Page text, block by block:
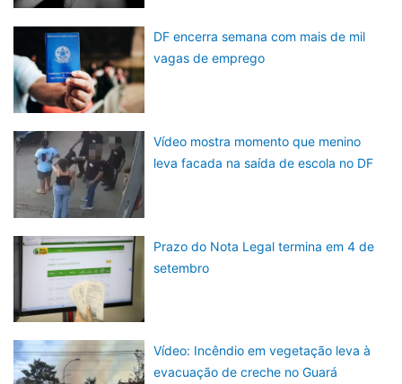
DF encerra semana com mais de mil
vagas de emprego
Vídeo mostra momento que menino
leva facada na saída de escola no DF
Prazo do Nota Legal termina em 4 de
setembro
Vídeo: Incêndio em vegetação leva à
evacuação de creche no Guará